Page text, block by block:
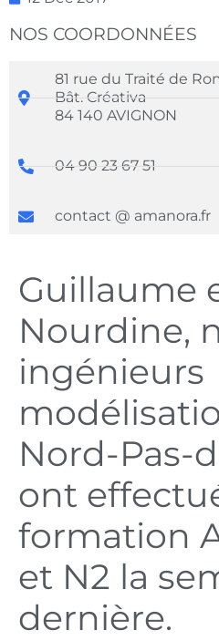
NOS COORDONNÉES
81 rue du Traité de
Bât. Créativa
84 140 AVIGNON
04 90 23 67 51
contact @ amanora.fr
Guillaume
Nourdine,
ingénieurs
Nord-Pas-
ont
formation
et N2 la
dernière.